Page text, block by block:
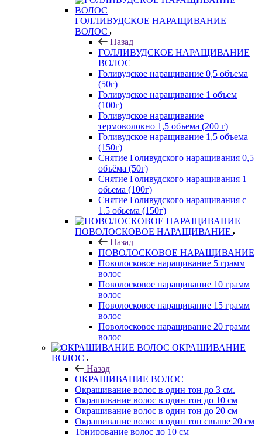
ГОЛЛИВУДСКОЕ НАРАЩИВАНИЕ
ВОЛОС
Назад
ГОЛЛИВУДСКОЕ НАРАЩИВАНИЕ
ВОЛОС
Голивудское наращивание 0,5 объема
(50г)
Голивудское наращивание 1 объем
(100г)
Голивудское наращивание
термоволокно 1,5 объема (200 г)
Голивудское наращивание 1,5 объема
(150г)
Снятие Голивудского наращивания 0,5
объёма (50г)
Снятие Голивудского наращивания 1
обьема (100г)
Снятие Голивудского наращивания с
1.5 обьема (150г)
ПОВОЛОСКОВОЕ НАРАЩИВАНИЕ
Назад
ПОВОЛОСКОВОЕ НАРАЩИВАНИЕ
Поволосковое наращивание 5 грамм
волос
Поволосковое наращивание 10 грамм
волос
Поволосковое наращивание 15 грамм
волос
Поволосковое наращивание 20 грамм
волос
ОКРАШИВАНИЕ
ВОЛОС
Назад
ОКРАШИВАНИЕ ВОЛОС
Окрашивание волос в один тон до 3 см.
Окрашивание волос в один тон до 10 см
Окрашивание волос в один тон до 20 см
Окрашивание волос в один тон свыше 20 см
Тонирование волос до 10 см